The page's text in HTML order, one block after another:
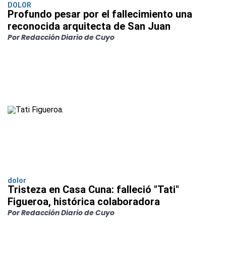
DOLOR
Profundo pesar por el fallecimiento una
reconocida arquitecta de San Juan
Por Redacción Diario de Cuyo
dolor
Tristeza en Casa Cuna: falleció "Tati"
Figueroa, histórica colaboradora
Por Redacción Diario de Cuyo